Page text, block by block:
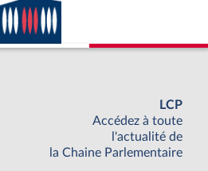
LCP
Accédez à toute
l'actualité de
la Chaine Parlementaire